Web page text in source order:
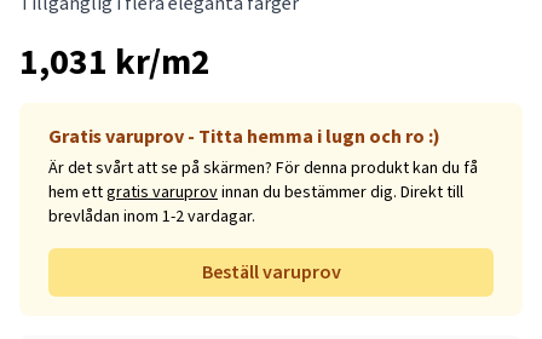
1,031 kr/m2
Gratis varuprov - Titta hemma i lugn och ro :)
Är det svårt att se på skärmen? För denna produkt kan du få
hem ettgratis varuprovinnan du bestämmer dig. Direkt till
brevlådan inom 1-2 vardagar.
Beställ varuprov